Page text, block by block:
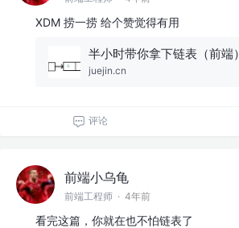
XDM 捞一捞 给个赞觉得有用
半小时带你拿下链表（前端）
juejin.cn
评论
前端小乌龟
前端工程师 · 4年前
看完这篇，你就在也不怕链表了